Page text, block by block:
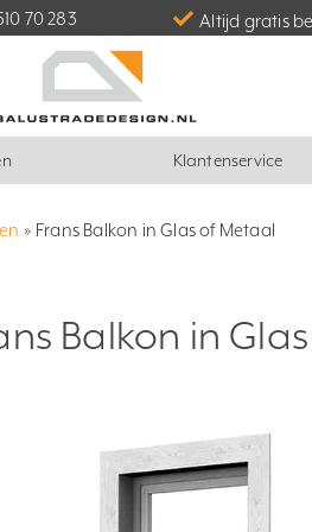
70 283 Altijd gratis
Klantenservice
» Frans Balkon in Glas of Metaal
Balkon in